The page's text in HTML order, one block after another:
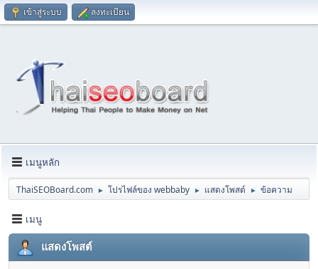
เข้าสู่ระบบ ลงทะเบียน
เมนูหลัก
ThaiSEOBoard.com ► โปรไฟล์ของ webbaby ► แสดงโพสต์ ► ข้อความ
เมนู
แสดงโพสต์